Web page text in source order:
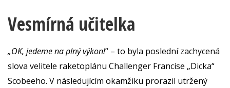
Vesmírná učitelka
„OK, jedeme na plný výkon!“ – to byla poslední zachycená
slova velitele raketoplánu Challenger Francise „Dicka“
Scobeeho. V následujícím okamžiku prorazil utržený